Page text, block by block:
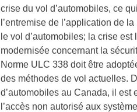
crise du vol d’automobiles, ce
l’entremise de l’application de
le vol d’automobiles; la crise est
modernisée concernant la
Norme ULC 338 doit être
des méthodes de vol actuelles.
d’automobiles au Canada, il est
l’accès non autorisé aux